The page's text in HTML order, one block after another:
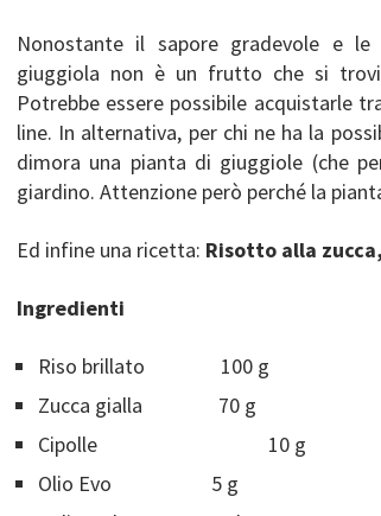
Nonostante il sapore gradevole e
giuggiola non è un frutto che si
Potrebbe essere possibile acquistarle
line. In alternativa, per chi ne ha la
dimora una pianta di giuggiole (che
giardino. Attenzione però perché la
Ed infine una ricetta: Risotto alla
Ingredienti
Riso brillato 100 g
Zucca gialla 70 g
Cipolle 10 g
Olio Evo 5 g